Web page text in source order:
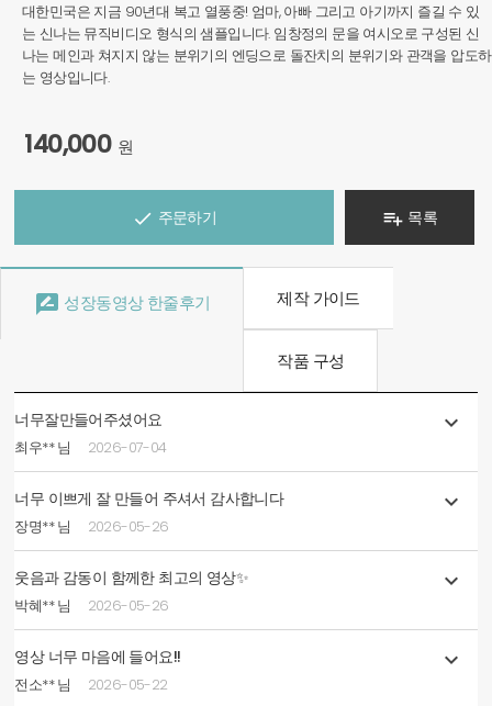
대한민국은 지금 90년대 복고 열풍중! 엄마, 아빠 그리고 아기까지 즐길 수 있
는 신나는 뮤직비디오 형식의 샘플입니다. 임창정의 문을 여시오로 구성된 신
나는 메인과 쳐지지 않는 분위기의 엔딩으로 돌잔치의 분위기와 관객을 압도하
는 영상입니다.
140,000 원
 주문하기  목록
 성장동영상 한줄후기 제작 가이드
작품 구성
너무잘만들어주셨어요
최우** 님 2026-07-04

너무 이쁘게 잘 만들어 주셔서 감사합니다
장명** 님 2026-05-26

웃음과 감동이 함께한 최고의 영상✨
박혜** 님 2026-05-26

영상 너무 마음에 들어요!!
전소** 님 2026-05-22
